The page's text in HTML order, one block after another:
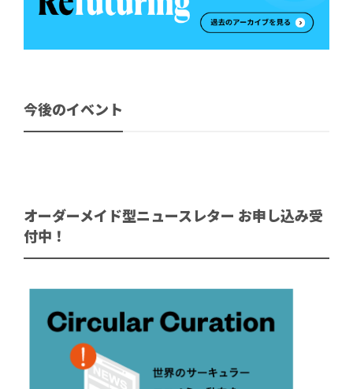
今後のイベント
オーダーメイド型ニュースレター お申し込み受
付中！